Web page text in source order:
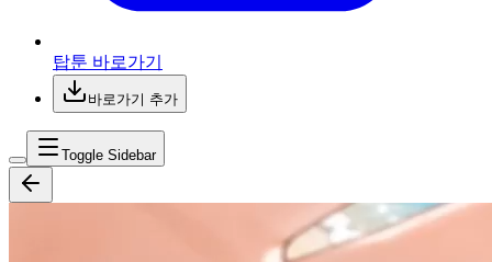
탑툰 바로가기
바로가기 추가
Toggle Sidebar